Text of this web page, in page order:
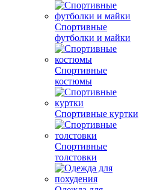
Спортивные
футболки и майки
Спортивные
костюмы
Спортивные куртки
Спортивные
толстовки